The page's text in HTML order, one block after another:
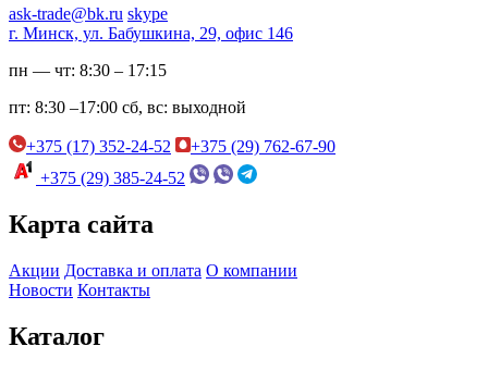
ask-trade@bk.ru skype
г. Минск, ул. Бабушкина, 29, офис 146
пн — чт: 8:30 – 17:15
пт: 8:30 –17:00 сб, вс: выходной
+375 (17) 352-24-52
+375 (29) 762-67-90
+375 (29) 385-24-52
Карта сайта
Акции Доставка и оплата О компании
Новости Контакты
Каталог